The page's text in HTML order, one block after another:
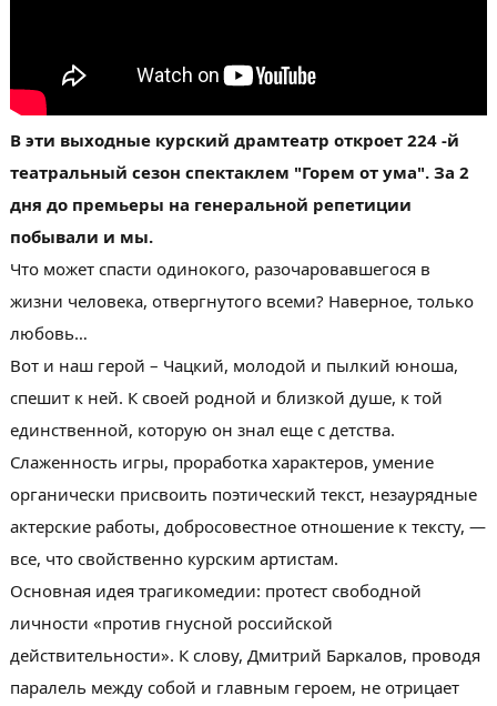
В эти выходные курский драмтеатр откроет 224 -й
театральный сезон спектаклем "Горем от ума". За 2
дня до премьеры на генеральной репетиции
побывали и мы.
Что может спасти одинокого, разочаровавшегося в
жизни человека, отвергнутого всеми? Наверное, только
любовь…
Вот и наш герой – Чацкий, молодой и пылкий юноша,
спешит к ней. К своей родной и близкой душе, к той
единственной, которую он знал еще с детства.
Слаженность игры, проработка характеров, умение
органически присвоить поэтический текст, незаурядные
актерские работы, добросовестное отношение к тексту, —
все, что свойственно курским артистам.
Основная идея трагикомедии: протест свободной
личности «против гнусной российской
действительности». К слову, Дмитрий Баркалов, проводя
паралель между собой и главным героем, не отрицает